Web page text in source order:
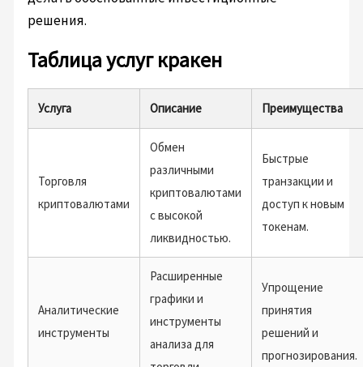
решения.
Таблица услуг кракен
Услуга Описание Преимущества
Торговля
криптовалютами
Обмен
различными
криптовалютами
с высокой
ликвидностью.
Быстрые
транзакции и
доступ к новым
токенам.
Аналитические
инструменты
Расширенные
графики и
инструменты
анализа для
Упрощение
принятия
решений и
прогнозирования.